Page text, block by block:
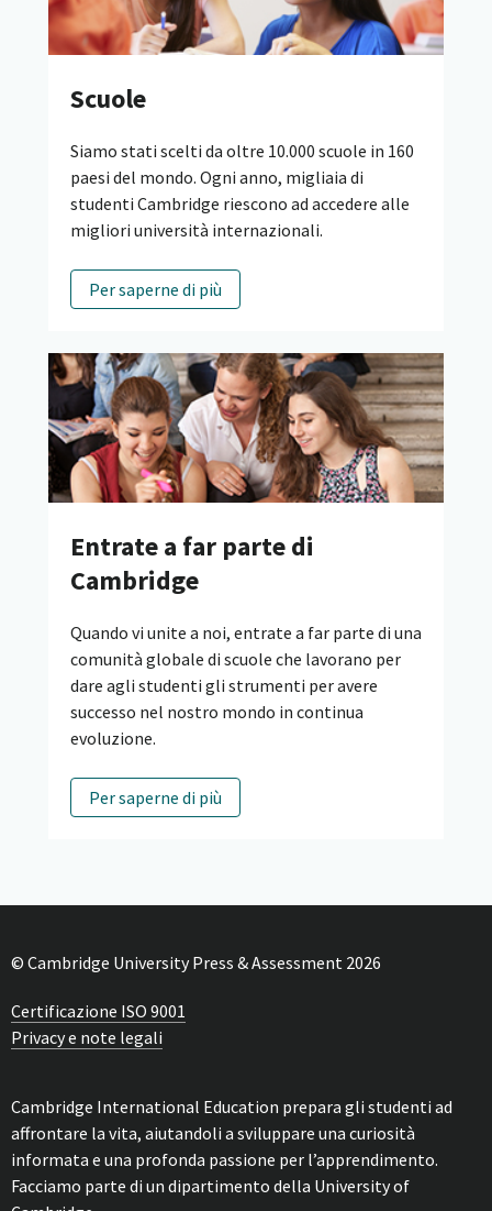
Scuole
Siamo stati scelti da oltre 10.000 scuole in 160
paesi del mondo. Ogni anno, migliaia di
studenti Cambridge riescono ad accedere alle
migliori università internazionali.
Per saperne di più
Entrate a far parte di
Cambridge
Quando vi unite a noi, entrate a far parte di una
comunità globale di scuole che lavorano per
dare agli studenti gli strumenti per avere
successo nel nostro mondo in continua
evoluzione.
Per saperne di più
© Cambridge University Press & Assessment 2026
Certificazione ISO 9001
Privacy e note legali
Cambridge International Education prepara gli studenti ad
affrontare la vita, aiutandoli a sviluppare una curiosità
informata e una profonda passione per l’apprendimento.
Facciamo parte di un dipartimento della University of